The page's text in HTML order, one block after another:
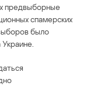
предвыборные
спамерских
было